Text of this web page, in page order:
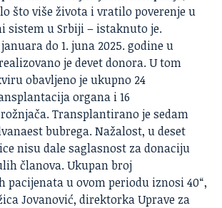
što više života i vratilo poverenje u
sistem u Srbiji – istaknuto je.
do 1. juna 2025. godine u
je devet donora. U tom
obavljeno je ukupno 24
organa i 16
Transplantirano je sedam
bubrega. Nažalost, u deset
nisu dale saglasnost za donaciju
članova. Ukupan broj
u ovom periodu iznosi 40“,
Jovanović, direktorka Uprave za